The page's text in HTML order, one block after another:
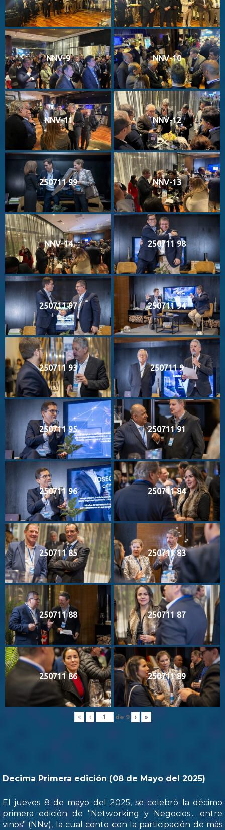
NNV-9 NNV-10
NNV-11 NNV-12
250711 99 NNV-13
NNV-14 250711 98
250711 97 250711 94
250711 93 250711 9
250711 95 250711 91
250711 96 250711 84
250711 85 250711 83
250711 88 250711 87
250711 86 250711 89
« ‹ de 9 › »
Decima Primera edición (08 de Mayo del 2025)
El jueves 8 de mayo del 2025, se celebró la décimo
primera edición de "Networking y Negocios... entre
vinos" (NNv), la cual conto con la participación de más